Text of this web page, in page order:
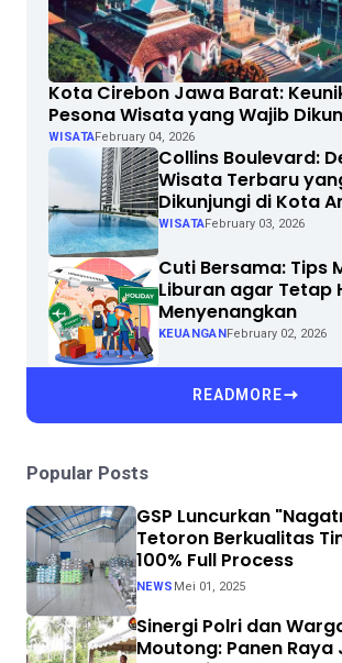
Kota Cirebon Jawa Barat:
Pesona Wisata yang Wajib
WISATAFebruary 04, 2026
Collins Boulevard:
Wisata Terbaru
Dikunjungi di Kota
WISATAFebruary 03, 2026
Cuti Bersama: Tips
Liburan agar Tetap
Menyenangkan
KEUANGAN February 02, 2026
READMORE
Popular Posts
GSP Luncurkan
Tetoron Berkualitas
100% Full Process
NEWS Mei 01, 2025
Sinergi Polri dan
Moutong: Panen Raya